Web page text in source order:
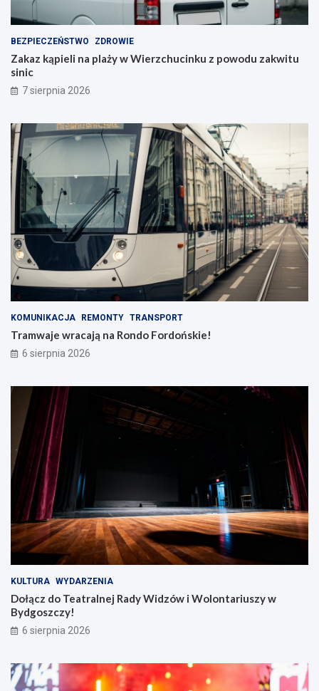
BEZPIECZEŃSTWO ZDROWIE
Zakaz kąpieli na plaży w Wierzchucinku z powodu zakwitu
sinic
7 sierpnia 2026
KOMUNIKACJA REMONTY TRANSPORT
Tramwaje wracają na Rondo Fordońskie!
6 sierpnia 2026
KULTURA WYDARZENIA
Dołącz do Teatralnej Rady Widzów i Wolontariuszy w
Bydgoszczy!
6 sierpnia 2026